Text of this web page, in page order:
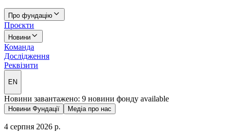
Про фундацію
Проєкти
Новини
Команда
Дослідження
Реквізити
EN
Новини завантажено: 9 новини фонду available
Новини Фундації Медіа про нас
4 серпня 2026 р.